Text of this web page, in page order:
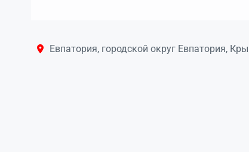
Евпатория, городской округ Евпатория,